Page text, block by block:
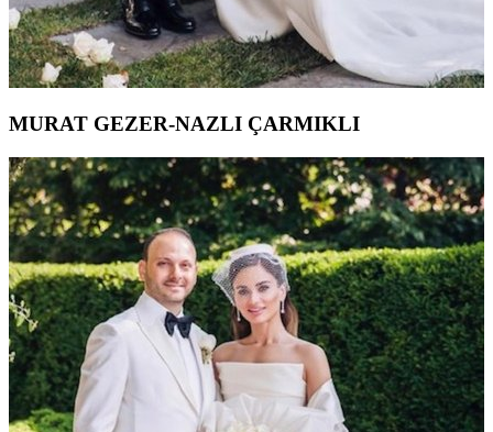
MURAT GEZER-NAZLI ÇARMIKLI